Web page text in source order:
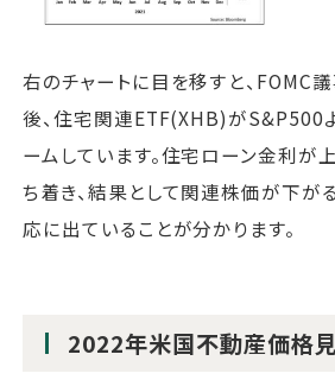
右のチャートに目を移すと、FOMC
後、住宅関連ETF(XHB)がS&P500
ームしています。住宅ローン金利が
ち着き、結果として関連株価が下が
応に出ていることが分かります。
2022年米国不動産価格